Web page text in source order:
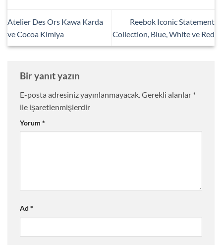
Atelier Des Ors Kawa Karda
ve Cocoa Kimiya
Reebok Iconic Statement
Collection, Blue, White ve Red
Bir yanıt yazın
E-posta adresiniz yayınlanmayacak. Gerekli alanlar *
ile işaretlenmişlerdir
Yorum *
Ad *